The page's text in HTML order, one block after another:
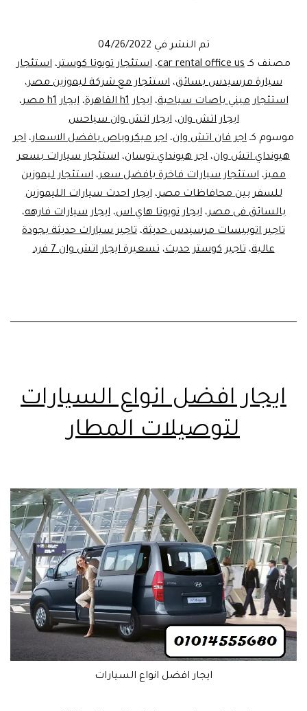
سيارة
للمطار
تم النشر في 04/26/2022
مصنف كـ car rental office us، استئجار تويوتا كوستر، استئجار
سيارة مرسيدس بسائق، استئجار مع شركة ليموزين مصر،
استئجار ميني باصات سياحية،ايجار h1 القاهرة ،ايجار h1 مصر
،
ايجار اتش وان،ايجار اتش وان سياحس
موسوم كـ اجر فان اتش وان، اجر ميكروباص بافضل الاسعار، اجر
هيونداي اتش وان، اجر هيونداي توسان، استئجار سيارات بسعر
مميز، استئجار سيارات فاخرة بافضل سعر، استئجار ليموزين
للسفر بين محافاظات مصر،ايجار احدث سيارات الليموزين
بالسائق فى مصر،ايجار تويوتا هاي اس،ايجار سيارات فارهه،
تاجير اتوبيسات مرسيدس حديثة، تاجير سيارات حديثة بجودة
عالية،تاجير كوستر حديث،تسعيرة ايجار اتش وان 7 فرد
ايجار افضل انواع السيارات
لتوصيلات المطار
ايجار افضل انواع السيارات